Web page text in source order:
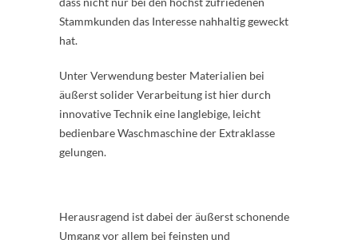
Stammkunden das Interesse nahhaltig geweckt
hat.
Unter Verwendung bester Materialien bei
äußerst solider Verarbeitung ist hier durch
innovative Technik eine langlebige, leicht
bedienbare Waschmaschine der Extraklasse
gelungen.
Herausragend ist dabei der äußerst schonende
Umgang vor allem bei feinsten und